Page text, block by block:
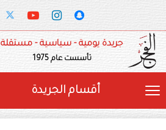
جريدة يومية - سياسية - مستقلة
تأسست عام 1975
أقسام الجريدة